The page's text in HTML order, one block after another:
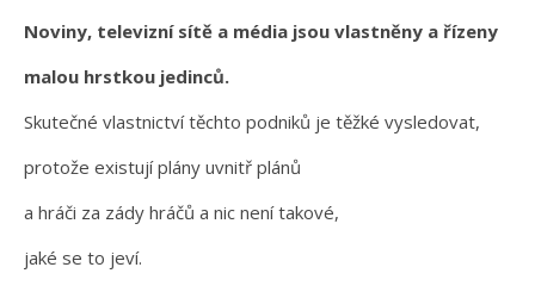
Noviny, televizní sítě a média jsou vlastněny a řízeny
malou hrstkou jedinců.
Skutečné vlastnictví těchto podniků je těžké vysledovat,
protože existují plány uvnitř plánů
a hráči za zády hráčů a nic není takové,
jaké se to jeví.